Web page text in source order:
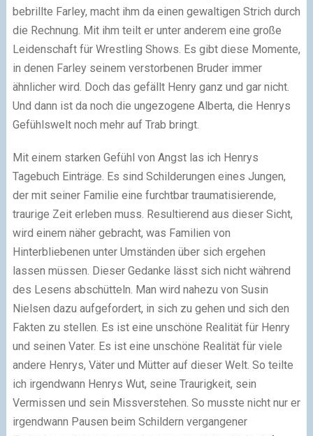
bebrillte Farley, macht ihm da einen gewaltigen Strich durch
die Rechnung. Mit ihm teilt er unter anderem eine große
Leidenschaft für Wrestling Shows. Es gibt diese Momente,
in denen Farley seinem verstorbenen Bruder immer
ähnlicher wird. Doch das gefällt Henry ganz und gar nicht.
Und dann ist da noch die ungezogene Alberta, die Henrys
Gefühlswelt noch mehr auf Trab bringt.
Mit einem starken Gefühl von Angst las ich Henrys
Tagebuch Einträge. Es sind Schilderungen eines Jungen,
der mit seiner Familie eine furchtbar traumatisierende,
traurige Zeit erleben muss. Resultierend aus dieser Sicht,
wird einem näher gebracht, was Familien von
Hinterbliebenen unter Umständen über sich ergehen
lassen müssen. Dieser Gedanke lässt sich nicht während
des Lesens abschütteln. Man wird nahezu von Susin
Nielsen dazu aufgefordert, in sich zu gehen und sich den
Fakten zu stellen. Es ist eine unschöne Realität für Henry
und seinen Vater. Es ist eine unschöne Realität für viele
andere Henrys, Väter und Mütter auf dieser Welt. So teilte
ich irgendwann Henrys Wut, seine Traurigkeit, sein
Vermissen und sein Missverstehen. So musste nicht nur er
irgendwann Pausen beim Schildern vergangener